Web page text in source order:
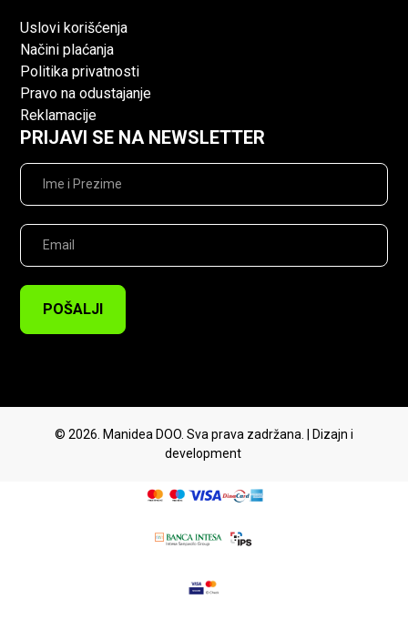
Uslovi korišćenja
Načini plaćanja
Politika privatnosti
Pravo na odustajanje
Reklamacije
PRIJAVI SE NA NEWSLETTER
POŠALJI
© 2026. Manidea DOO. Sva prava zadržana. | Dizajn i
development